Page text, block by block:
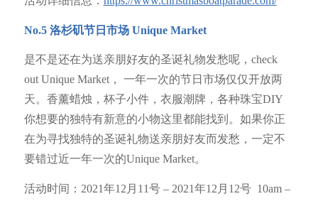
No.5 洛杉矶节日市场 Unique Market
是不是还在为送亲朋好友的圣诞礼物发愁呢，check
out Unique Market， 一年一次的节日市场仅仅开放两
天。香薰蜡烛，杯子小件，衣服潮牌，各种珠宝DIY
你想要的独特有新意的小物这里都能找到。如果你正
在为寻找独特的圣诞礼物送亲朋好友而发愁，一定不
要错过近一年一次的Unique Market。
活动时间：2021年12月11号 – 2021年12月12号 10am –